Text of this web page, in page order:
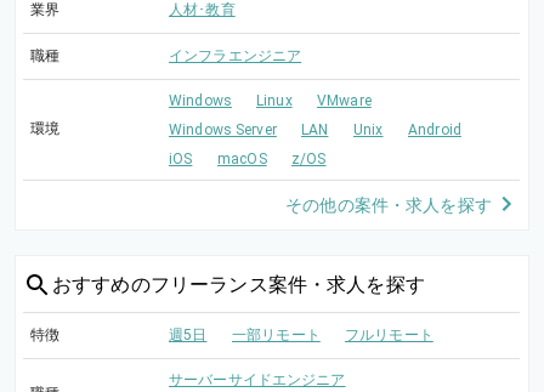
業界 人材･教育
職種 インフラエンジニア
環境
Windows Linux
VMware
Windows Server
LAN Unix
Android
iOS
macOS z/OS
その他の案件・求人を探す
おすすめのフリーランス案件・求人を探す
特徴 週5日 一部リモート フルリモート
サーバーサイドエンジニア